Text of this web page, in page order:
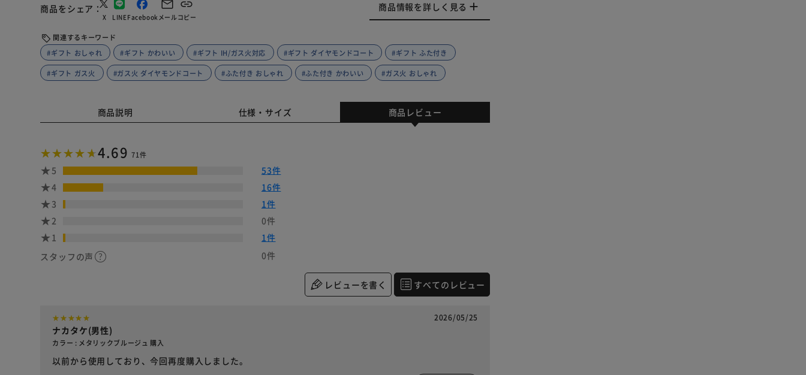
商品をシェア
X LINEFacebookメールコピー
商品情報を詳しく見る
関連するキーワード
#ギフト おしゃれ
#ギフト かわいい #ギフト IH/ガス火対応 #ギフト ダイヤモンドコート #ギフト ふた付き
#ギフト ガス火 #ガス火 ダイヤモンドコート #ふた付き おしゃれ #ふた付き かわいい #ガス火 おしゃれ
商品説明 仕様・サイズ 商品レビュー
4.69 71件
5
53件
4
16件
3
1件
2
0件
1
1件
スタッフの声
0件
レビューを書く すべてのレビュー
2026/05/25
ナカタケ(男性)
カラー : メタリックブルージュ 購入
以前から使用しており、今回再度購入しました。